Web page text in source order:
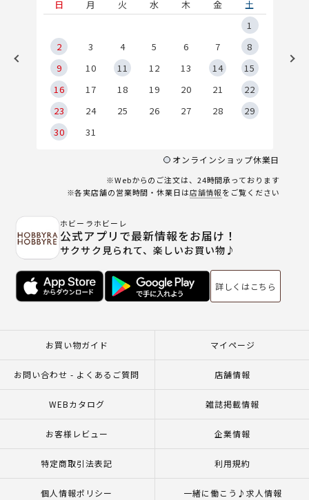
日
月 火 水 木 金
土
1
2
3 4 5 6 7
8
9
10 11 12 13 14
15
16
17 18 19 20 21
22
23
24 25 26 27 28
29
30
31
オンラインショップ休業日
※Webからのご注文は、24時間承っております
※各実店舗の営業時間・休業日は店舗情報をご覧ください
ホビーラホビーレ
公式アプリで最新情報をお届け！
サクサク見られて、楽しいお買い物♪
詳しくはこちら
お買い物ガイド マイページ
お問い合わせ - よくあるご質問 店舗情報
WEBカタログ 雑誌掲載情報
お客様レビュー 企業情報
特定商取引法表記 利用規約
個人情報ポリシー 一緒に働こう♪求人情報